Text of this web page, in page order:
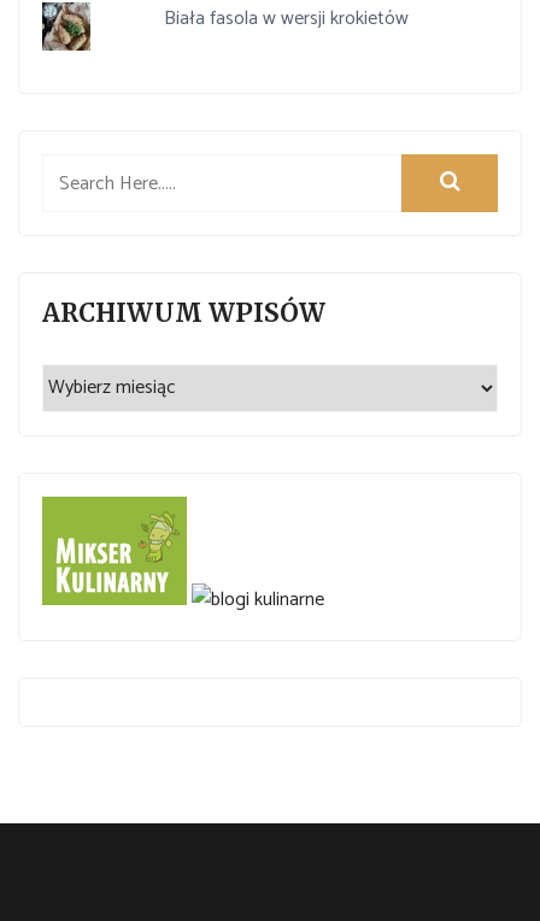
Biała fasola w wersji krokietów
ARCHIWUM WPISÓW
Archiwum
wpisów